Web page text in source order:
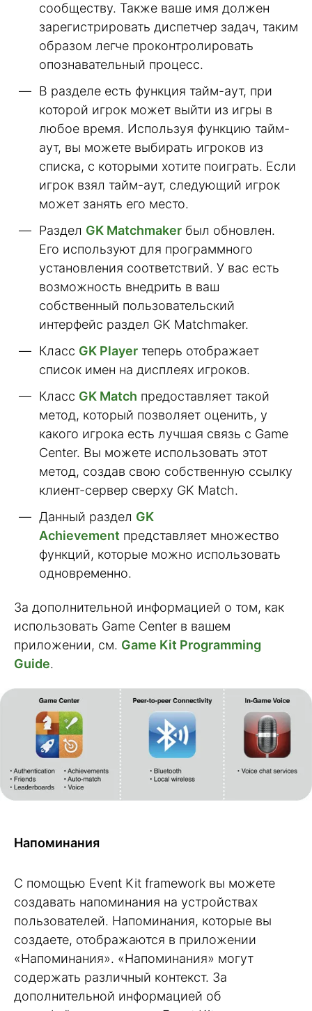
сообществу. Также ваше имя должен
зарегистрировать диспетчер задач, таким
образом легче проконтролировать
опознавательный процесс.
В разделе есть функция тайм-аут, при
которой игрок может выйти из игры в
любое время. Используя функцию тайм-
аут, вы можете выбирать игроков из
списка, с которыми хотите поиграть. Если
игрок взял тайм-аут, следующий игрок
может занять его место.
Раздел GK Matchmaker был обновлен.
Его используют для программного
установления соответствий. У вас есть
возможность внедрить в ваш
собственный пользовательский
интерфейс раздел GK Matchmaker.
Класс GK Player теперь отображает
список имен на дисплеях игроков.
Класс GK Match предоставляет такой
метод, который позволяет оценить, у
какого игрока есть лучшая связь с Game
Center. Вы можете использовать этот
метод, создав свою собственную ссылку
клиент-сервер сверху GK Match.
Данный раздел GK
Achievement представляет множество
функций, которые можно использовать
одновременно.
За дополнительной информацией о том, как
использовать Game Center в вашем
приложении, см. Game Kit Programming
Guide.
Напоминания
С помощью Event Kit framework вы можете
создавать напоминания на устройствах
пользователей. Напоминания, которые вы
создаете, отображаются в приложении
«Напоминания». «Напоминания» могут
содержать различный контекст. За
дополнительной информацией об